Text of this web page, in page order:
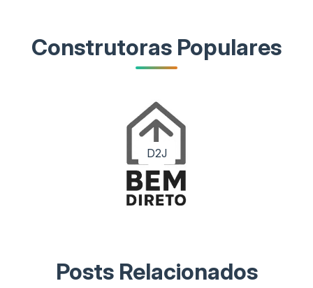
Construtoras Populares
D2J
Posts Relacionados